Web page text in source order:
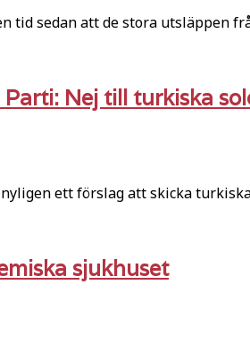
tid sedan att de stora utsläppen
Nej till turkiska
ett förslag att skicka
sjukhuset